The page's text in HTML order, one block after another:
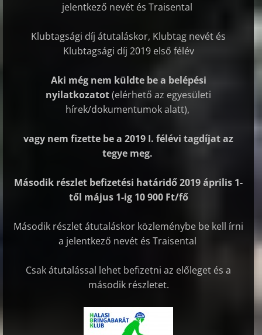
jelentkező nevét és Traisental
Klubtagsági díj átutaláskor, Klubtag nevét és
Klubtagsági díj 2019 első félév
Aki még nem küldte be a belépési
nyilatkozatot(elérhető az egyesületi
hírek/dokumentumok alatt),
vagy nem fizette be a 2019 I. félévi tagdíjat az
tegye meg.
Második részlet befizetési határidő 2019 április 1-
től május 1-ig 10 900 Ft/fő
Második részlet átutaláskor közleménybe be kell írni
a jelentkező nevét és Traisental
Csak átutalással lehet befizetni az előleget és a
második részletet.